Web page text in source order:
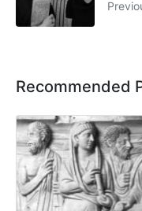
Recommended